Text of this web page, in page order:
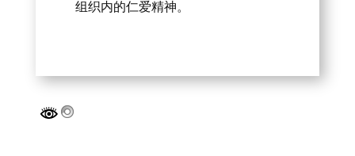
组织内的仁爱精神。